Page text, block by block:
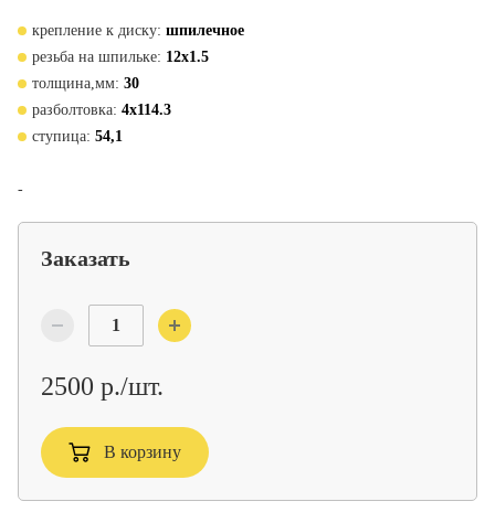
крепление к диску: шпилечное
резьба на шпильке: 12x1.5
толщина,мм: 30
разболтовка: 4x114.3
ступица: 54,1
-
Заказать
2500 р./шт.
В корзину